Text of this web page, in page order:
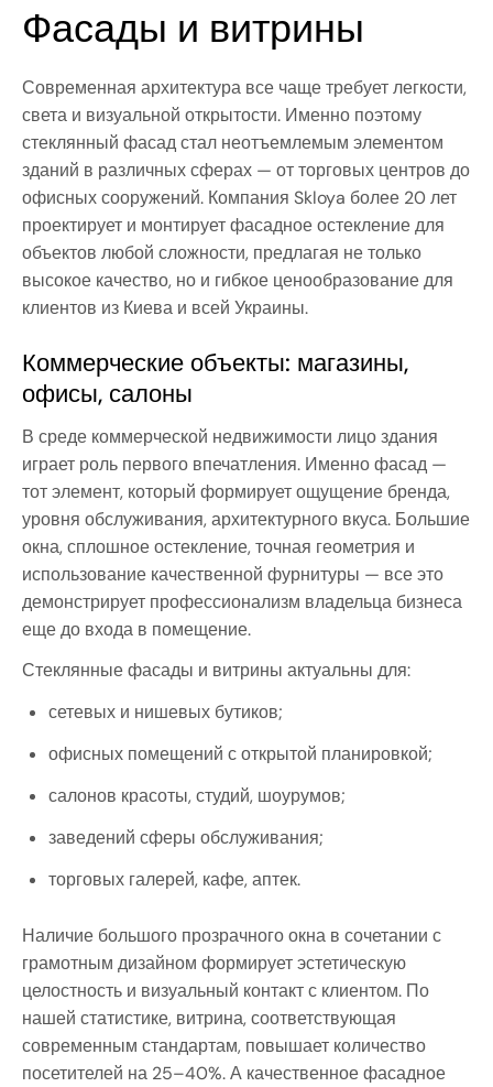
Фасады и витрины
Современная архитектура все чаще требует легкости,
света и визуальной открытости. Именно поэтому
стеклянный фасад стал неотъемлемым элементом
зданий в различных сферах — от торговых центров до
офисных сооружений. Компания Skloya более 20 лет
проектирует и монтирует фасадное остекление для
объектов любой сложности, предлагая не только
высокое качество, но и гибкое ценообразование для
клиентов из Киева и всей Украины.
Коммерческие объекты: магазины,
офисы, салоны
В среде коммерческой недвижимости лицо здания
играет роль первого впечатления. Именно фасад —
тот элемент, который формирует ощущение бренда,
уровня обслуживания, архитектурного вкуса. Большие
окна, сплошное остекление, точная геометрия и
использование качественной фурнитуры — все это
демонстрирует профессионализм владельца бизнеса
еще до входа в помещение.
Стеклянные фасады и витрины актуальны для:
сетевых и нишевых бутиков;
офисных помещений с открытой планировкой;
салонов красоты, студий, шоурумов;
заведений сферы обслуживания;
торговых галерей, кафе, аптек.
Наличие большого прозрачного окна в сочетании с
грамотным дизайном формирует эстетическую
целостность и визуальный контакт с клиентом. По
нашей статистике, витрина, соответствующая
современным стандартам, повышает количество
посетителей на 25–40%. А качественное фасадное